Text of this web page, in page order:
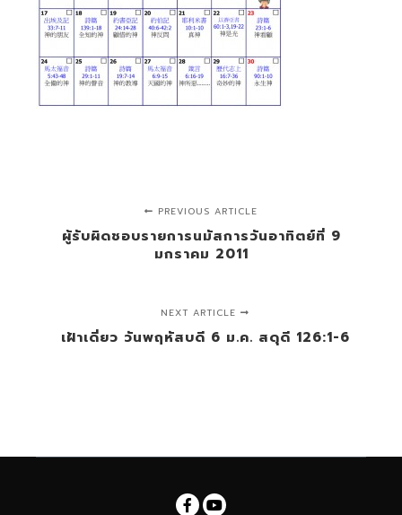
PREVIOUS ARTICLE
ผู้รับผิดชอบรายการนมัสการวันอาทิตย์ที่ 9
มกราคม 2011
NEXT ARTICLE
เฝ้าเดี่ยว วันพฤหัสบดี 6 ม.ค. สดุดี 126:1-6